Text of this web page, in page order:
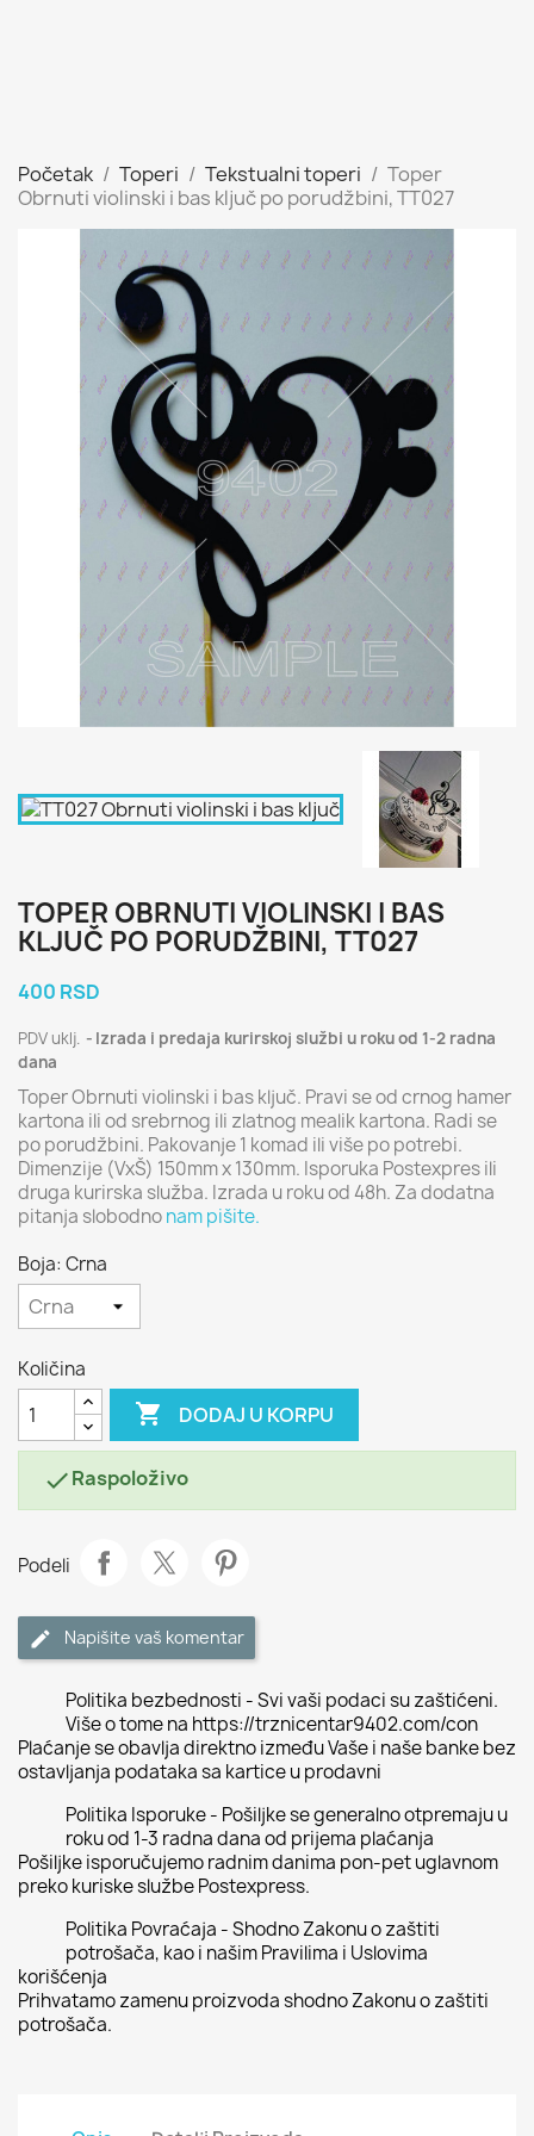
Početak Toperi Tekstualni toperi
Toper
Obrnuti violinski i bas ključ po porudžbini, TT027
TOPER OBRNUTI VIOLINSKI I BAS
KLJUČ PO PORUDŽBINI, TT027
400 RSD
PDV uklj.
Izrada i predaja kurirskoj službi u roku od 1-2 radna
dana
Toper Obrnuti violinski i bas ključ. Pravi se od crnog hamer
kartona ili od srebrnog ili zlatnog mealik kartona. Radi se
po porudžbini. Pakovanje 1 komad ili više po potrebi.
Dimenzije (VxŠ) 150mm x 130mm. Isporuka Postexpres ili
druga kurirska služba. Izrada u roku od 48h. Za dodatna
pitanja slobodnonam pišite.
Boja: Crna
Količina
 DODAJ U KORPU
Raspoloživo
Podeli
Napišite vaš komentar
Politika bezbednosti - Svi vaši podaci su zaštićeni.
Više o tome na https://trznicentar9402.com/con
Plaćanje se obavlja direktno između Vaše i naše banke bez
ostavljanja podataka sa kartice u prodavni
Politika Isporuke - Pošiljke se generalno otpremaju u
roku od 1-3 radna dana od prijema plaćanja
Pošiljke isporučujemo radnim danima pon-pet uglavnom
preko kuriske službe Postexpress.
Politika Povraćaja - Shodno Zakonu o zaštiti
potrošača, kao i našim Pravilima i Uslovima
korišćenja
Prihvatamo zamenu proizvoda shodno Zakonu o zaštiti
potrošača.